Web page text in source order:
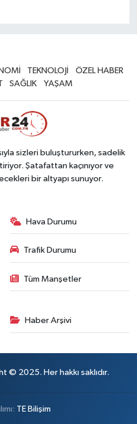
TEKNOLOJİ
ÖZEL HABER
SAĞLIK YAŞAM
sizleri buluştururken, sadelik
Şatafattan kaçınıyor ve
bir altyapı sunuyor.
Hava Durumu
Trafik Durumu
Tüm Manşetler
Haber Arşivi
© 2025. Her hakkı saklıdır.
TE Bilişim